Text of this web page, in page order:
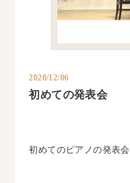
2020/12/06
初めての発表会
初めてのピアノの発表会